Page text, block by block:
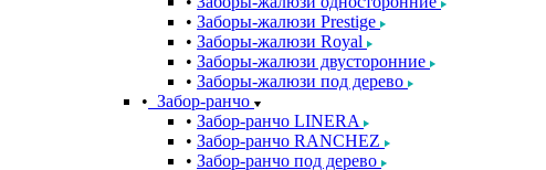
Заборы-жалюзи Prestige
Заборы-жалюзи Royal
Заборы-жалюзи двусторонние
Заборы-жалюзи под дерево
Забор-ранчо
Забор-ранчо LINERA
Забор-ранчо RANCHEZ
Забор-ранчо под дерево